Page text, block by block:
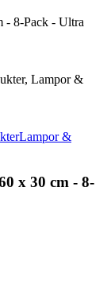
- 8-Pack - Ultra
Lampor &
Lampor &
x 30 cm - 8-